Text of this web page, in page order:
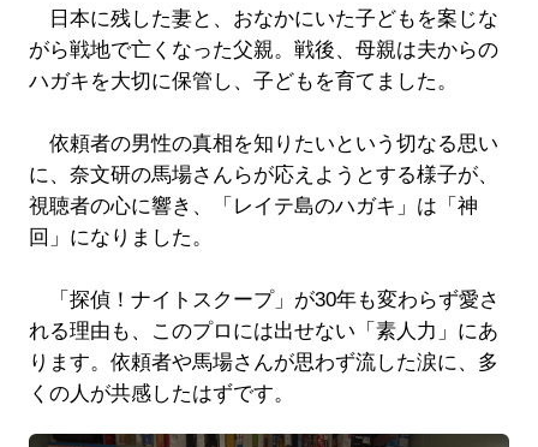
日本に残した妻と、おなかにいた子どもを案じな
がら戦地で亡くなった父親。戦後、母親は夫からの
ハガキを大切に保管し、子どもを育てました。
依頼者の男性の真相を知りたいという切なる思い
に、奈文研の馬場さんらが応えようとする様子が、
視聴者の心に響き、「レイテ島のハガキ」は「神
回」になりました。
「探偵！ナイトスクープ」が30年も変わらず愛さ
れる理由も、このプロには出せない「素人力」にあ
ります。依頼者や馬場さんが思わず流した涙に、多
くの人が共感したはずです。